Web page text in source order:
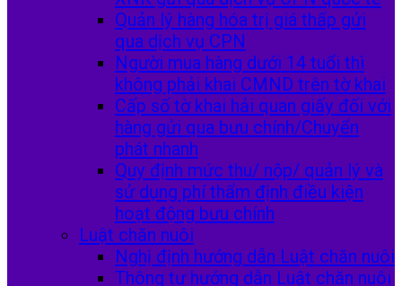
Quản lý hàng hóa trị giá thấp gửi
qua dịch vụ CPN
Người mua hàng dưới 14 tuổi thì
không phải khai CMND trên tờ khai
Cấp số tờ khai hải quan giấy đối với
hàng gửi qua bưu chính/Chuyển
phát nhanh
Quy định mức thu/ nộp/ quản lý và
sử dụng phí thẩm định điều kiện
hoạt động bưu chính
Luật chăn nuôi
Nghị định hướng dẫn Luật chăn nuôi
Thông tư hướng dẫn Luật chăn nuôi